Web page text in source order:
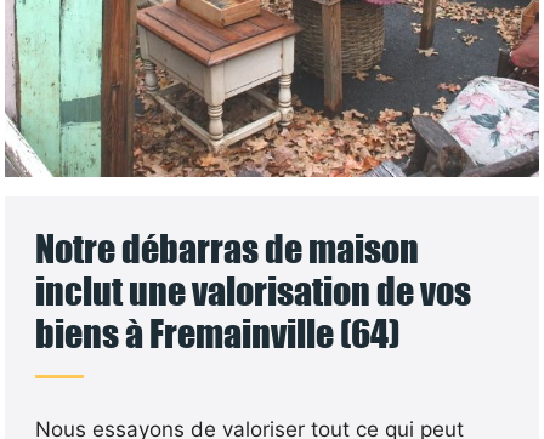
Notre débarras de maison
inclut une valorisation de vos
biens à Fremainville (64)
Nous essayons de valoriser tout ce qui peut